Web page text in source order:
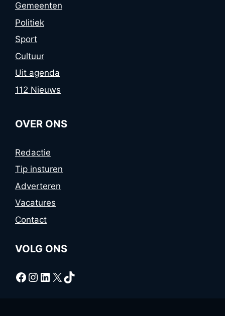
Gemeenten
Politiek
Sport
Cultuur
Uit agenda
112 Nieuws
OVER ONS
Redactie
Tip insturen
Adverteren
Vacatures
Contact
VOLG ONS
Facebook
Instagram
LinkedIn
X TikTok